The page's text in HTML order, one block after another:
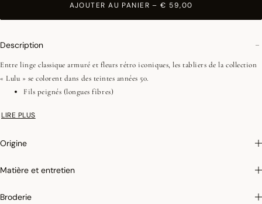
AJOUTER AU PANIER–€ 59,00
Description
Entre linge classique armuré et fleurs rétro iconiques, les tabliers de la collection
« Lulu » se colorent dans des teintes années 50.
Fils peignés (longues fibres)
Petite poche plaquée sur le côté
On aime : Sa forme courte et cintrée pour plus de modernité
Photographies :
les photographies sont les plus fidèles possibles mais ne peuvent
LIRE PLUS
Origine
Matière et entretien
Broderie